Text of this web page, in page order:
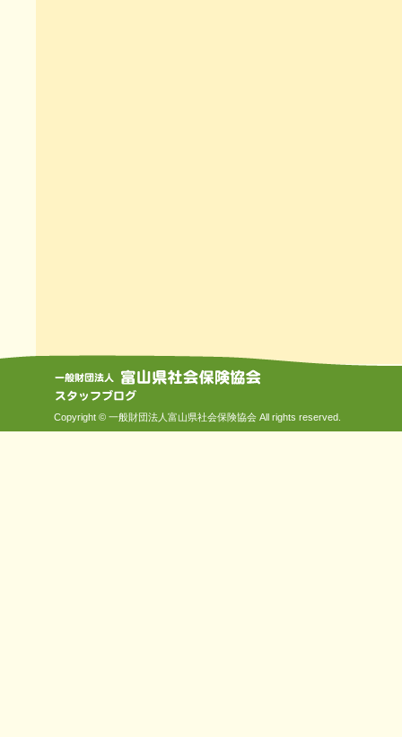
Copyright © 一般財団法人富山県社会保険協会 All rights reserved.